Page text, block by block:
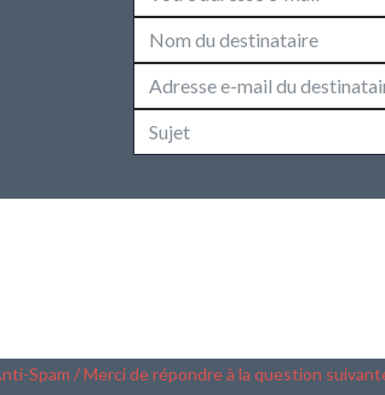
Spam / Merci de répondre à la question